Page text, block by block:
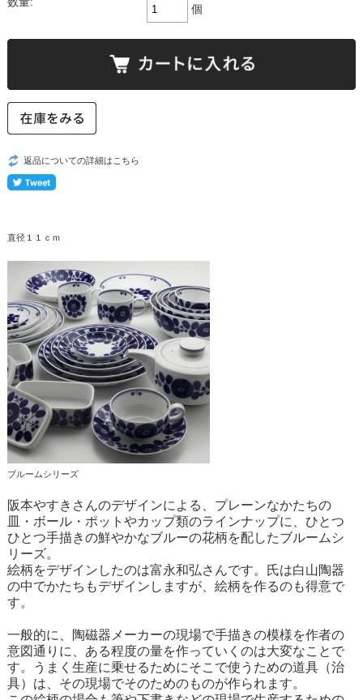
個
返品についての詳細はこちら
直径１１ｃｍ
ブルームシリーズ
阪本やすきさんのデザインによる、プレーンなかたちの
皿・ボール・ポットやカップ類のラインナップに、ひとつ
ひとつ手描きの鮮やかなブルーの花柄を配したブルームシ
リーズ。
絵柄をデザインしたのは富永和弘さんです。氏は白山陶器
の中でかたちもデザインしますが、絵柄を作るのも得意で
す。
一般的に、陶磁器メーカーの現場で手描きの模様を作者の
意図通りに、ある程度の量を作っていくのは大変なことで
す。うまく生産に乗せるためにそこで使うための道具（治
具）は、その現場でそのためのものが作られます。